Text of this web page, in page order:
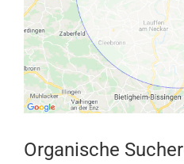
Organische